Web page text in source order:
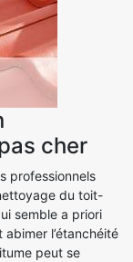
cher
professionnels
du toit-
semble a priori
l’étanchéité
peut se